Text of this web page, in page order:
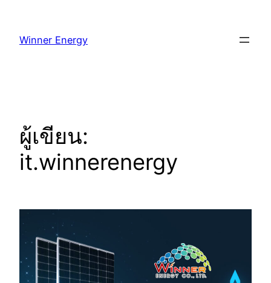
Winner Energy
ผู้เขียน:
it.winnerenergy